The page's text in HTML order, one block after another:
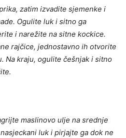
zatim izvadite sjemenke i
Ogulite luk i sitno ga
i narežite na sitne kockice.
rajčice, jednostavno ih otvorite
Na kraju, ogulite češnjak i sitno
maslinovo ulje na srednje
luk i pirjajte ga dok ne